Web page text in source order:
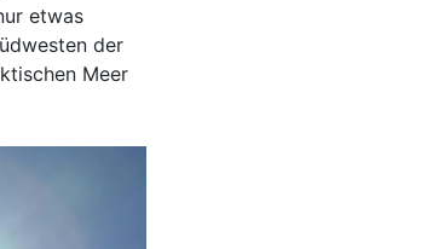
etwas
der
Meer